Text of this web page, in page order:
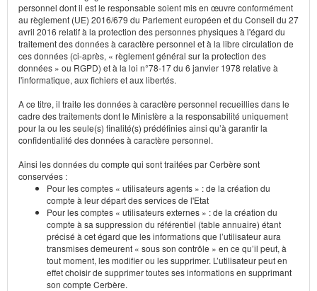
personnel dont il est le responsable soient mis en œuvre conformément
au règlement (UE) 2016/679 du Parlement européen et du Conseil du 27
avril 2016 relatif à la protection des personnes physiques à l'égard du
traitement des données à caractère personnel et à la libre circulation de
ces données (ci-après, « règlement général sur la protection des
données » ou RGPD) et à la loi n°78-17 du 6 janvier 1978 relative à
l'informatique, aux fichiers et aux libertés.
A ce titre, il traite les données à caractère personnel recueillies dans le
cadre des traitements dont le Ministère a la responsabilité uniquement
pour la ou les seule(s) finalité(s) prédéfinies ainsi qu’à garantir la
confidentialité des données à caractère personnel.
Ainsi les données du compte qui sont traitées par Cerbère sont
conservées :
Pour les comptes « utilisateurs agents » : de la création du
compte à leur départ des services de l'Etat
Pour les comptes « utilisateurs externes » : de la création du
compte à sa suppression du référentiel (table annuaire) étant
précisé à cet égard que les informations que l’utilisateur aura
transmises demeurent « sous son contrôle » en ce qu’il peut, à
tout moment, les modifier ou les supprimer. L’utilisateur peut en
effet choisir de supprimer toutes ses informations en supprimant
son compte Cerbère.